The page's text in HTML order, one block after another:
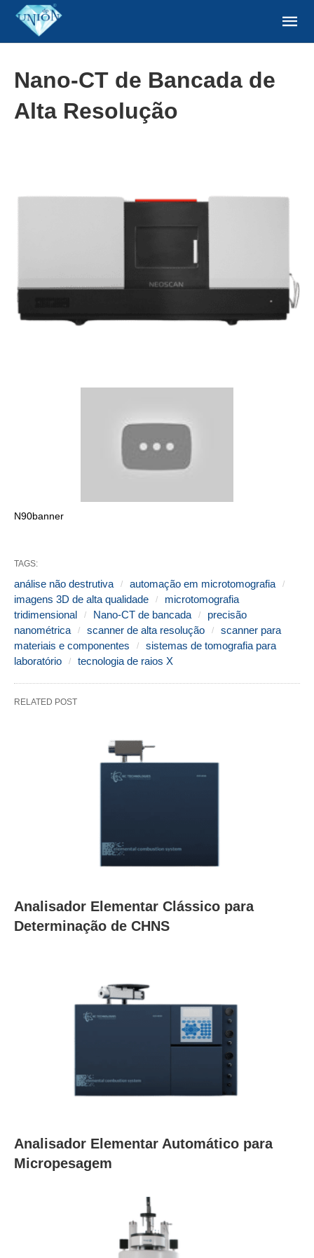
Nano-CT de Bancada de
Alta Resolução
N90banner
TAGS:
análise não destrutiva
automação em microtomografia
imagens 3D de alta qualidade
microtomografia
tridimensional
Nano-CT de bancada
precisão
nanométrica
scanner de alta resolução
scanner para
materiais e componentes
sistemas de tomografia para
laboratório
tecnologia de raios X
RELATED POST
Analisador Elementar Clássico para
Determinação de CHNS
Analisador Elementar Automático para
Micropesagem